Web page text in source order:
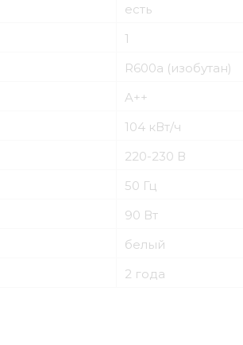
есть
1
R600a (изобутан)
A++
104 кВт/ч
220-230 В
50 Гц
90 Вт
белый
2 года